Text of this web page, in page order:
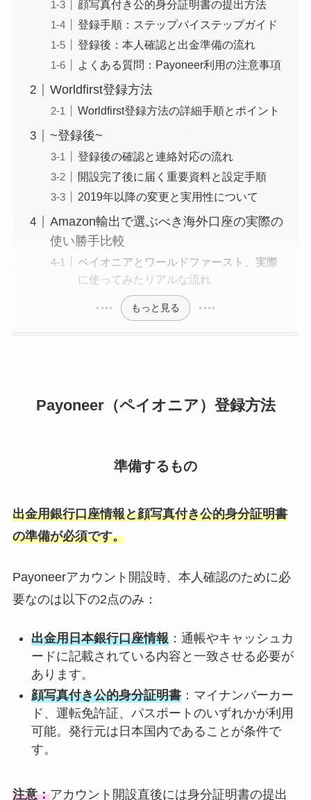
顔写真付き公的身分証明書の提出方法
登録手順：ステップバイステップガイド
登録後：本人確認と出金準備の流れ
よくある質問：Payoneer利用の注意事項
Worldfirst登録方法
Worldfirst登録方法の詳細手順とポイント
~登録後~
登録後の確認と連絡対応の流れ
開設完了後に届く重要資料と設定手順
2019年以降の変更と実用性について
Amazon輸出で選ぶべき海外口座の実際の
使い勝手比較
ペイオニアとワールドファースト、実際
に使ってみたリアルな流れ
もっと見る
Payoneer（ペイオニア）登録方法
準備するもの
出金用銀行口座情報と顔写真付き公的身分証明書
の準備が必須です。
Payoneerアカウント開設時、本人確認のために必
要なのは以下の2点のみ：
出金用日本銀行口座情報：通帳やキャッシュカ
ードに記載されている内容と一致させる必要が
あります。
顔写真付き公的身分証明書：マイナンバーカー
ド、運転免許証、パスポートのいずれかが利用
可能。発行元は日本国内であることが条件で
す。
注意：アカウント開設直後には身分証明書の提出